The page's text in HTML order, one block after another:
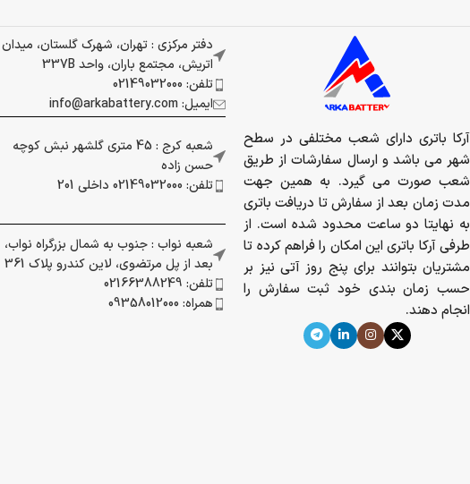
آرکا باتری دارای شعب مختلفی در سطح
شهر می باشد و ارسال سفارشات از طریق
شعب صورت می گیرد. به همین جهت
مدت زمان بعد از سفارش تا دریافت باتری
به نهایتا دو ساعت محدود شده است. از
طرفی آرکا باتری این امکان را فراهم کرده تا
مشتریان بتوانند برای پنج روز آتی نیز بر
حسب زمان بندی خود ثبت سفارش را
انجام دهند.
دفتر مرکزی : تهران، شهرک گلستان، میدان
اتریش، مجتمع باران، واحد 337B
تلفن: 02149032000
ایمیل: info@arkabattery.com
شعبه کرج : 45 متری گلشهر نبش کوچه
حسن زاده
تلفن: 02149032000 داخلی 201
شعبه نواب : جنوب به شمال بزرگراه نواب،
بعد از پل مرتضوی، لاین کندرو پلاک 361
تلفن: 02166388249
همراه: 09358012000